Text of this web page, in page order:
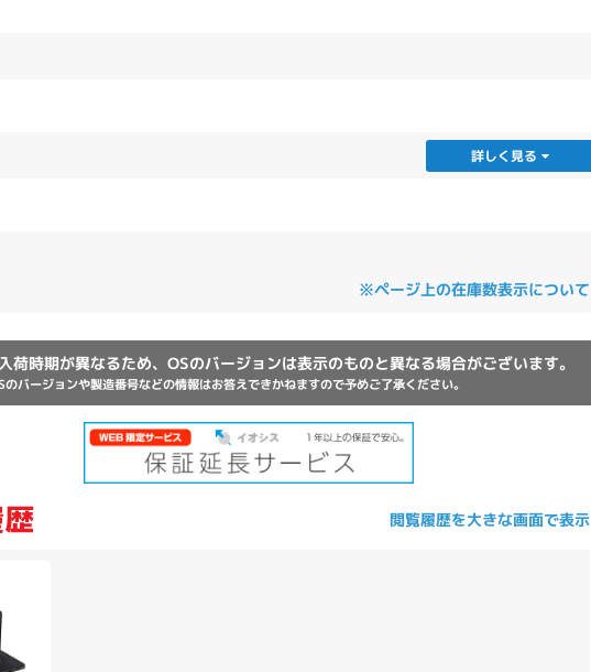
詳しく見る
※ページ上の在庫数表示について
荷時期が異なるため、OSのバージョンは表示のものと異なる場合がございます。
のバージョンや製造番号などの情報はお答えできかねますので予めご了承ください。
閲覧履歴を大きな画面で表示
その他
メモリ
~
モニタサイズ